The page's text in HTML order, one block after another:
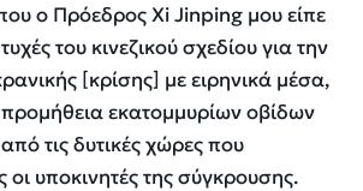
ο Πρόεδρος Xi Jinping μου είπε
του κινεζικού σχεδίου για την
[κρίσης] με ειρηνικά μέσα,
εκατομμυρίων οβίδων
τις δυτικές χώρες που
υποκινητές της σύγκρουσης.